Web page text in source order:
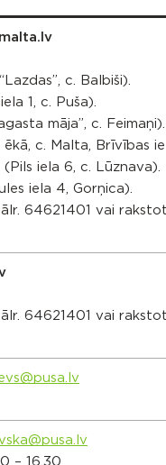
c. Balbiši).
1, c. Puša).
māja”, c. Feimaņi).
c. Malta, Brīvības
iela 6, c. Lūznava).
iela 4, Gorņica).
64621401 vai
64621401 vai
– 16.30